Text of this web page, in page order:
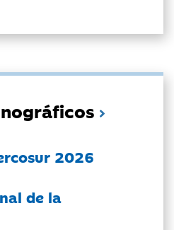
2026
de la